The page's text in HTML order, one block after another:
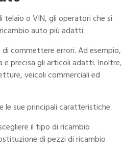
telaio o VIN, gli operatori che si
auto più adatti.
commettere errori. Ad esempio,
e precisa gli articoli adatti. Inoltre,
veicoli commerciali ed
sue principali caratteristiche.
il tipo di ricambio
di pezzi di ricambio